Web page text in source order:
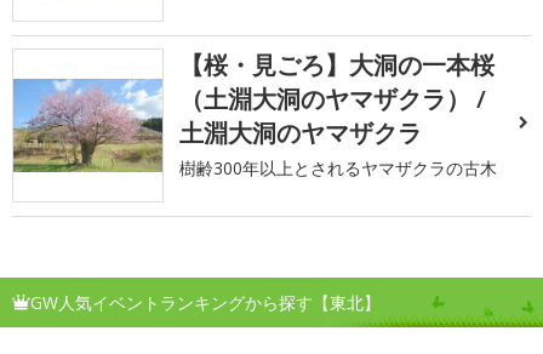
【桜・見ごろ】大洞の一本桜
（土淵大洞のヤマザクラ） /
土淵大洞のヤマザクラ
樹齢300年以上とされるヤマザクラの古木
GW人気イベントランキングから探す【東北】